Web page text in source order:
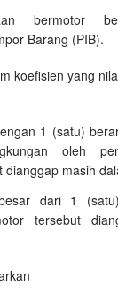
bermotor
Barang (PIB).
koefisien yang
1 (satu)
oleh
dianggap masih
dari 1
tersebut